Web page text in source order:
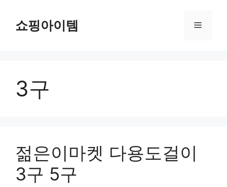
쇼핑아이템 메
3구
젊은이마켓 다용도걸이
3구 5구